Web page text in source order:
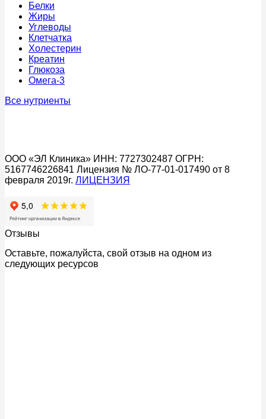
Белки
Жиры
Углеводы
Клетчатка
Холестерин
Креатин
Глюкоза
Омега-3
Все нутриенты
ООО «ЭЛ Клиника» ИНН: 7727302487 ОГРН:
5167746226841 Лицензия № ЛО-77-01-017490 от 8
февраля 2019г. ЛИЦЕНЗИЯ
Отзывы
Оставьте, пожалуйста, свой отзыв на одном из
следующих ресурсов